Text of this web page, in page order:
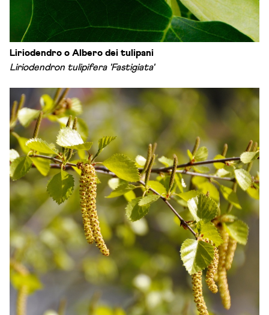
Liriodendro o Albero dei tulipani
Liriodendron tulipifera 'Fastigiata'